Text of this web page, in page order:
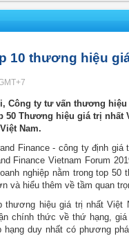
10 thương hiệu
Công ty tư vấn thương
50 Thương hiệu giá trị
Nam.
Finance - công ty định
Finance Vietnam Forum
nghiệp nằm trong top
và hiểu thêm về tầm quan
thương hiệu giá trị nhất
chính thức về thứ hạng,
hạng duy nhất có phương